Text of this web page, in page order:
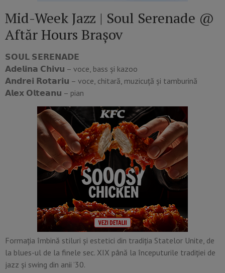
Mid-Week Jazz | Soul Serenade @
Aftăr Hours Brașov
𝗦𝗢𝗨𝗟 𝗦𝗘𝗥𝗘𝗡𝗔𝗗𝗘
𝗔𝗱𝗲𝗹𝗶𝗻𝗮 𝗖𝗵𝗶𝘃𝘂 – voce, bass și kazoo
𝗔𝗻𝗱𝗿𝗲𝗶 𝗥𝗼𝘁𝗮𝗿𝗶𝘂 – voce, chitară, muzicuță și tamburină
𝗔𝗹𝗲𝘅 𝗢𝗹𝘁𝗲𝗮𝗻𝘂 – pian
Formația îmbină stiluri și estetici din tradiția Statelor Unite, de
la blues-ul de la finele sec. XIX până la începuturile tradiției de
jazz și swing din anii ’30.